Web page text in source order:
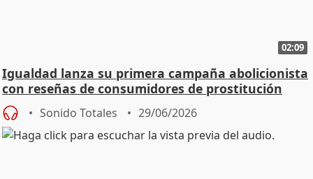
02:09
Igualdad lanza su primera campaña abolicionista
con reseñas de consumidores de prostitución
Sonido Totales 29/06/2026